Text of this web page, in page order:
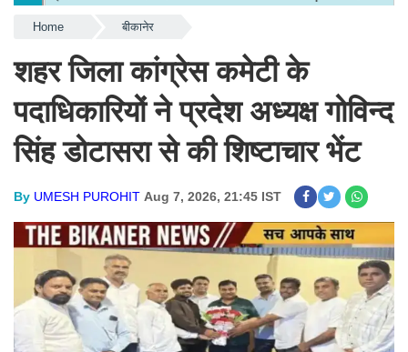
Home बीकानेर
शहर जिला कांग्रेस कमेटी के
पदाधिकारियों ने प्रदेश अध्यक्ष गोविन्द
सिंह डोटासरा से की शिष्टाचार भेंट
By UMESH PUROHIT Aug 7, 2026, 21:45 IST